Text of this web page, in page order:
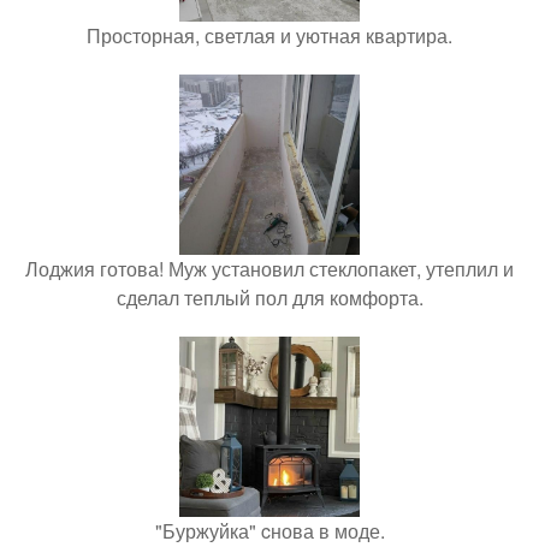
Просторная, светлая и уютная квартира.
Лоджия готова! Муж установил стеклопакет, утеплил и
сделал теплый пол для комфорта.
"Буржуйка" cнова в моде.